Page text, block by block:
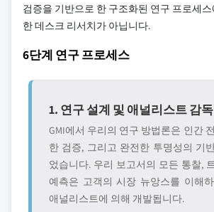
검증을 기반으로 한 구조화된 연구 프로세
한 데스크 리서치가 아닙니다.
6단계 연구 프로세스
1. 연구 설계 및 애널리스트 감독
GMI에서 우리의 연구 방법론은 인간
한 검증, 그리고 완전한 투명성의 기
었습니다. 우리 보고서의 모든 통찰,
예측은 고객의 시장 뉴앙스를 이해
애널리스트에 의해 개발됩니다.